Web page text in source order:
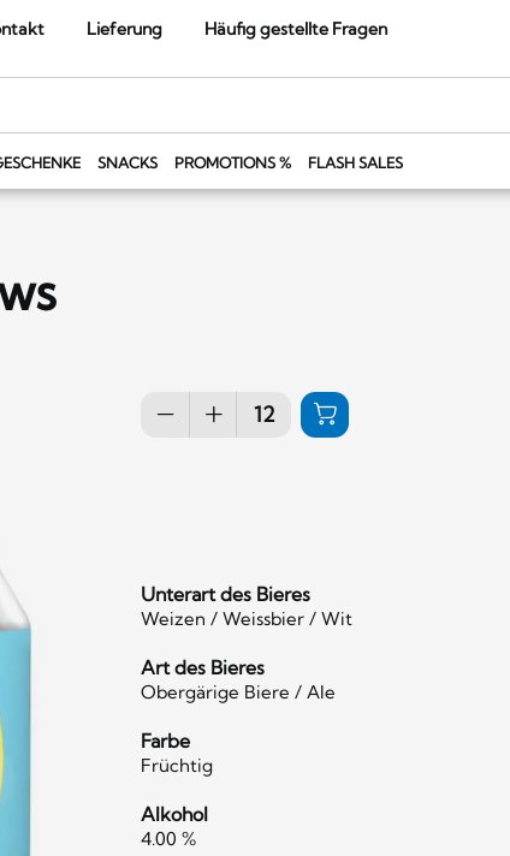
Lieferung Häufig gestellte Fragen
SNACKS PROMOTIONS % FLASH SALES
Unterart des Bieres
Weizen / Weissbier / Wit
Art des Bieres
Obergärige Biere / Ale
Farbe
Früchtig
Alkohol
4.00 %